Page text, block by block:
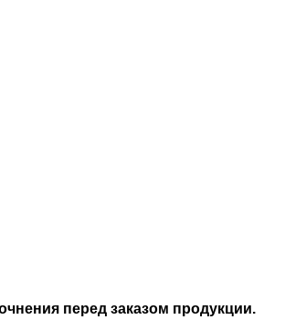
перед заказом продукции.